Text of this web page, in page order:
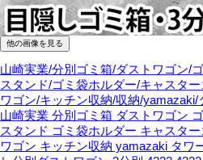
他の画像を見る
山崎実業/分別ゴミ箱/ダストワゴン/
スタンド/ゴミ袋ホルダー/キャスタ
ワゴン/キッチン収納/収納/
山崎実業 分別ゴミ箱 ダストワゴン
スタンド ゴミ袋ホルダー キャスタ
ワゴン キッチン収納 yamazaki タワ